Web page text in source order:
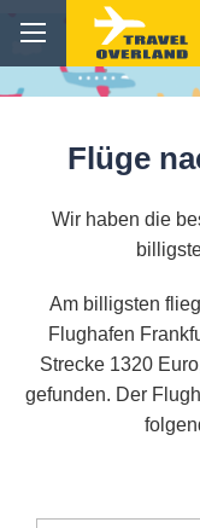
Flüge
Wir haben die
Am billigsten
Flughafen
Strecke 1320
gefunden. Der